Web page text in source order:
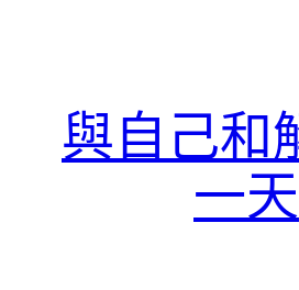
與自己和
一天